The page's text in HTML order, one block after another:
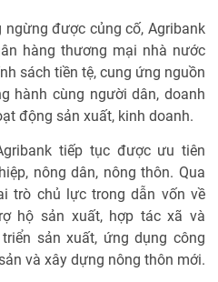
được củng cố, Agribank
hàng thương mại nhà nước
sách tiền tệ, cung ứng nguồn
hành cùng người dân, doanh
động sản xuất, kinh doanh.
tiếp tục được ưu tiên
nông dân, nông thôn. Qua
trò chủ lực trong dẫn vốn về
hộ sản xuất, hợp tác xã và
sản xuất, ứng dụng công
và xây dựng nông thôn mới.